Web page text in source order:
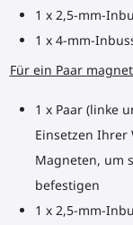
1 x 2,5-mm-
1 x 4-mm-
Für ein Paar
1 x Paar (linke
Einsetzen Ihrer
Magneten, um
befestigen
1 x 2,5-mm-